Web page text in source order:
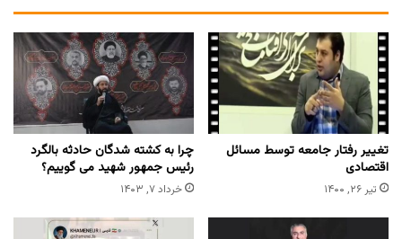
تغییر رفتار جامعه توسط مسائل
اقتصادی
تیر ۲۶, ۱۴۰۰
چرا به کشته شدگان حادثه بالگرد
رئیس جمهور شهید می گوییم؟
خرداد ۷, ۱۴۰۳